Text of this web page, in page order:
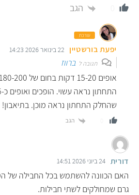
הגב
עורכת
יפעת בורשטיין 22 בינואר 2026 14:23
תגובה ל ברווז
שהחלק התחתון נראה מוכן. בתיאבון!
הגב
דורית 24 ביוני 2026 14:51
גרם שמחולקים לשתי חבילות.